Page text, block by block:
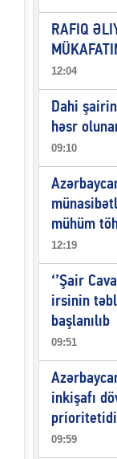
RAFIQ
12:04
Dahi
həsr
09:10
mühüm
12:19
‘’Şair
irsinin
başlanılıb
09:51
inkişafı
09:59